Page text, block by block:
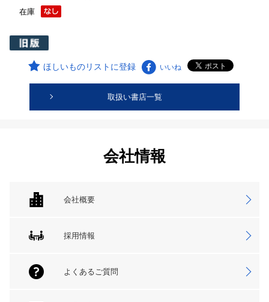
在庫
ほしいものリストに登録 いいね
取扱い書店一覧
会社情報
会社概要
採用情報
よくあるご質問